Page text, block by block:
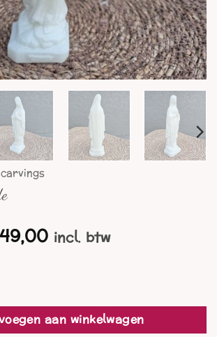
prijs
49,00Huidige
prijs
incl. btw
aan winkelwagen